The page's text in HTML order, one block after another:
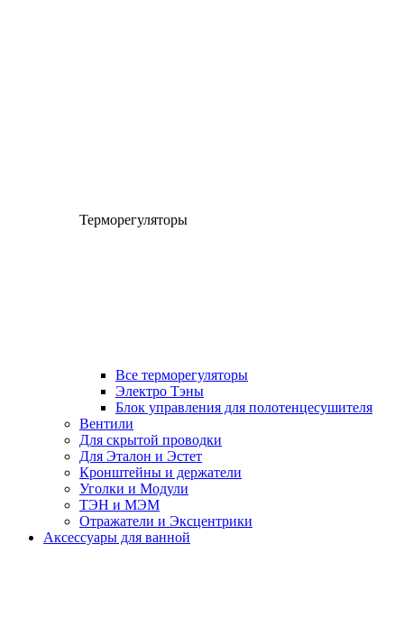
Терморегуляторы
Все терморегуляторы
Электро Тэны
Блок управления для полотенцесушителя
Вентили
Для скрытой проводки
Для Эталон и Эстет
Кронштейны и держатели
Уголки и Модули
ТЭН и МЭМ
Отражатели и Эксцентрики
Аксессуары для ванной